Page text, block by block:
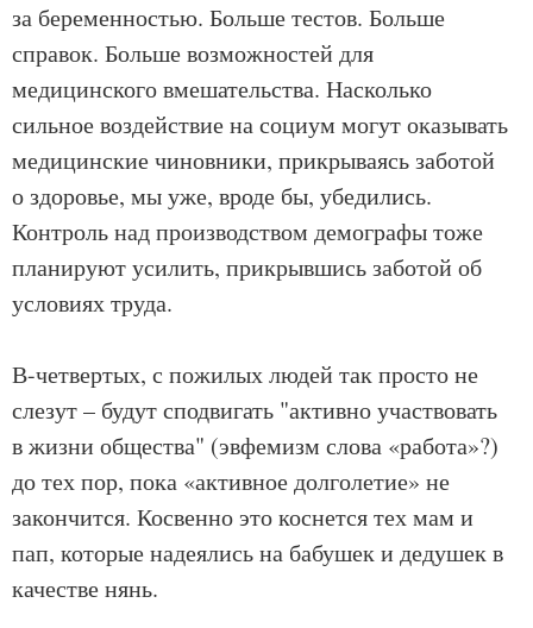
за беременностью. Больше тестов. Больше
справок. Больше возможностей для
медицинского вмешательства. Насколько
сильное воздействие на социум могут оказывать
медицинские чиновники, прикрываясь заботой
о здоровье, мы уже, вроде бы, убедились.
Контроль над производством демографы тоже
планируют усилить, прикрывшись заботой об
условиях труда.
В-четвертых, с пожилых людей так просто не
слезут – будут сподвигать "активно участвовать
в жизни общества" (эвфемизм слова «работа»?)
до тех пор, пока «активное долголетие» не
закончится. Косвенно это коснется тех мам и
пап, которые надеялись на бабушек и дедушек в
качестве нянь.